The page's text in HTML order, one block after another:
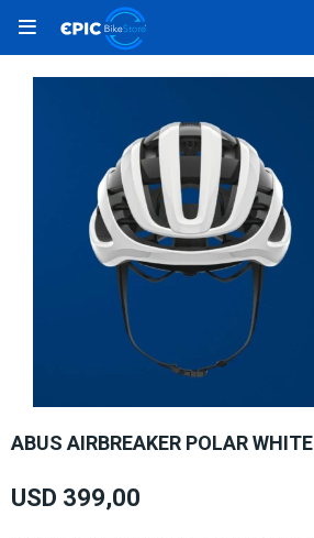

ABUS AIRBREAKER POLAR WHITE
USD 399,00